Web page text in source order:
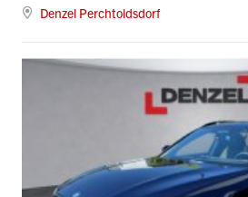
Denzel Perchtoldsdorf